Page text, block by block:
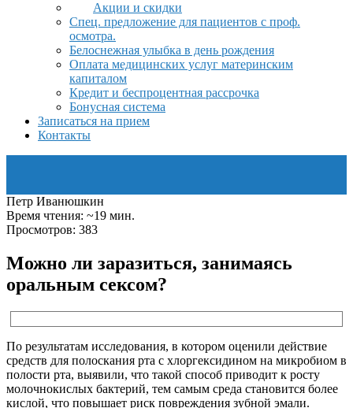
Акции и скидки
Спец. предложение для пациентов с проф.
осмотра.
Белоснежная улыбка в день рождения
Оплата медицинских услуг материнским
капиталом
Кредит и беспроцентная рассрочка
Бонусная система
Записаться на прием
Контакты
Петр Иванюшкин
Время чтения: ~19 мин.
Просмотров: 383
Можно ли заразиться, занимаясь
оральным сексом?
По результатам исследования, в котором оценили действие
средств для полоскания рта с хлоргексидином на микробиом в
полости рта, выявили, что такой способ приводит к росту
молочнокислых бактерий, тем самым среда становится более
кислой, что повышает риск повреждения зубной эмали.